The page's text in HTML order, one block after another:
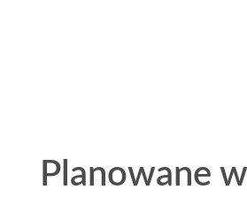
Planowane